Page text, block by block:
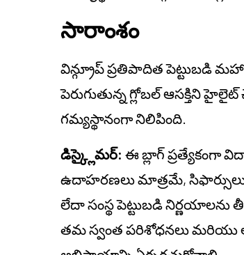
సారాంశం
విన్గ్రూప్ ప్రతిపాదిత
పెరుగుతున్న గ్లోబల్ ఆసక్తిని హైలైట్
గమ్యస్థానంగా నిలిపింది.
డిస్క్లైమర్: ఈ బ్లాగ్ ప్రత్యేకంగా
ఉదాహరణలు మాత్రమే, సిఫార్సులు
లేదా సంస్థ పెట్టుబడి
తమ స్వంత పరిశోధనలు మరియు